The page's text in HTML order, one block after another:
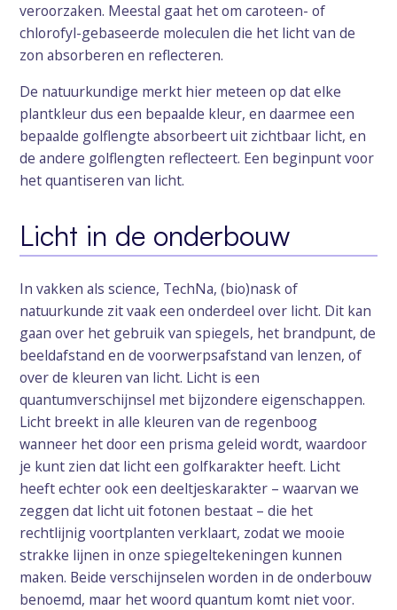
veroorzaken. Meestal gaat het om caroteen- of
chlorofyl-gebaseerde moleculen die het licht van de
zon absorberen en reflecteren.
De natuurkundige merkt hier meteen op dat elke
plantkleur dus een bepaalde kleur, en daarmee een
bepaalde golflengte absorbeert uit zichtbaar licht, en
de andere golflengten reflecteert. Een beginpunt voor
het quantiseren van licht.
Licht in de onderbouw
In vakken als science, TechNa, (bio)nask of
natuurkunde zit vaak een onderdeel over licht. Dit kan
gaan over het gebruik van spiegels, het brandpunt, de
beeldafstand en de voorwerpsafstand van lenzen, of
over de kleuren van licht. Licht is een
quantumverschijnsel met bijzondere eigenschappen.
Licht breekt in alle kleuren van de regenboog
wanneer het door een prisma geleid wordt, waardoor
je kunt zien dat licht een golfkarakter heeft. Licht
heeft echter ook een deeltjeskarakter – waarvan we
zeggen dat licht uit fotonen bestaat – die het
rechtlijnig voortplanten verklaart, zodat we mooie
strakke lijnen in onze spiegeltekeningen kunnen
maken. Beide verschijnselen worden in de onderbouw
benoemd, maar het woord quantum komt niet voor.